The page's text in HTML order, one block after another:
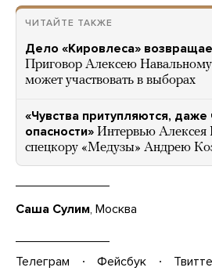
ЧИТАЙТЕ ТАКЖЕ
Дело «Кировлеса»
Приговор Алексею
может участвовать в выборах
«Чувства притупляются, даже
опасности» Интервью Алексея
спецкору «Медузы» Андрею
Саша Сулим, Москва
Телеграм Фейсбук